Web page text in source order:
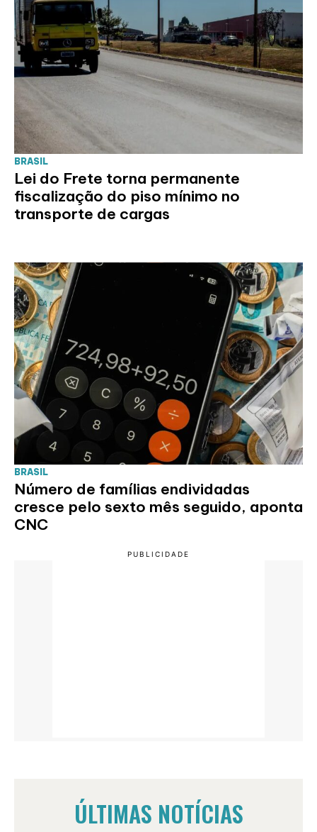
BRASIL
Lei do Frete torna permanente
fiscalização do piso mínimo no
transporte de cargas
BRASIL
Número de famílias endividadas
cresce pelo sexto mês seguido, aponta
CNC
ÚLTIMAS NOTÍCIAS